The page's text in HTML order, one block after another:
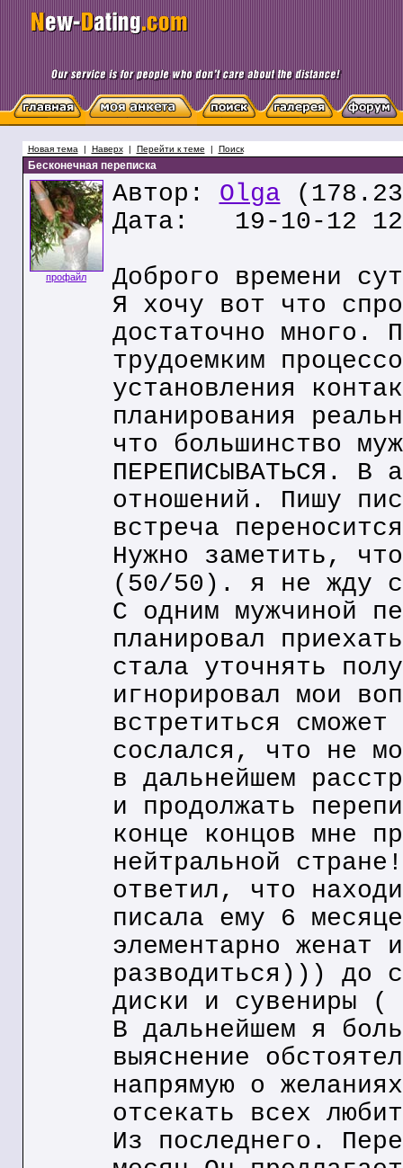
Новая тема | Наверх| Перейти к теме | Поиск
Бесконечная переписка
профайл
Автор: Olga
Дата: 19-10-12
Доброго времени
Я хочу вот что
достаточно много.
трудоемким
установления
планирования
что большинство
ПЕРЕПИСЫВАТЬСЯ. В
отношений. Пишу
встреча
Нужно заметить,
(50/50). я не жду
С одним мужчиной
планировал
стала уточнять
игнорировал мои
встретиться
сослался, что не
в дальнейшем
и продолжать
конце концов мне
нейтральной
ответил, что
писала ему 6
элементарно женат
разводиться))) до
диски и сувениры (
В дальнейшем я
выяснение
напрямую о
отсекать всех
Из последнего.